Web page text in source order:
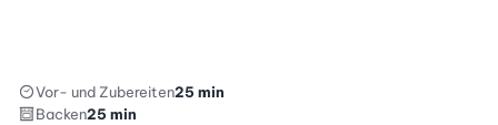
Vor- und Zubereiten25 min
Backen25 min